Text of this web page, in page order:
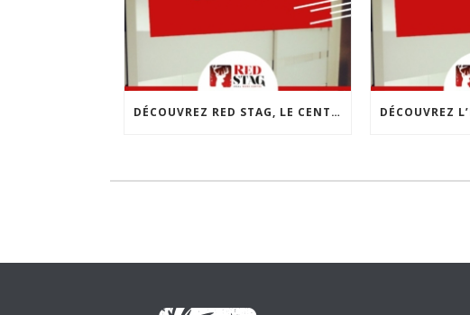
DÉCOUVREZ RED STAG, LE CENTRE DE COWORKING DE CHOLET